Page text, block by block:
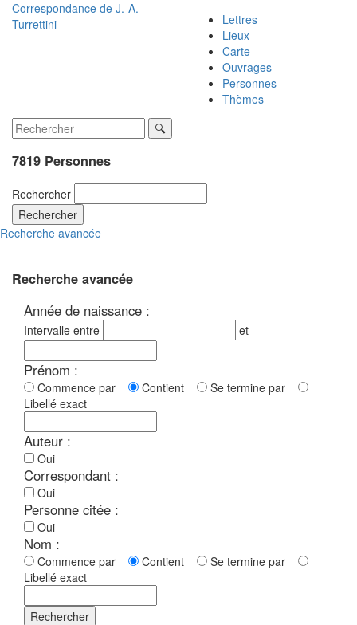
Correspondance de J.-A.
Turrettini
Lettres
Lieux
Carte
Ouvrages
Personnes
Thèmes
7819 Personnes
Rechercher
Rechercher
Recherche avancée
Recherche avancée
Année de naissance :
Intervalle entre et
Prénom :
Commence par Contient
Se termine par
Libellé exact
Auteur :
Oui
Correspondant :
Oui
Personne citée :
Oui
Nom :
Commence par Contient
Se termine par
Libellé exact
Rechercher